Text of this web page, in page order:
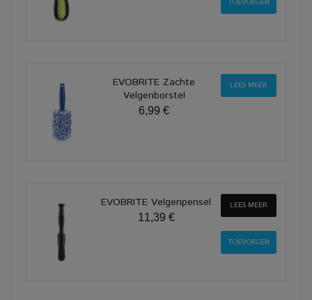
EVOBRITE Zachte
Velgenborstel
6,99 €
LEES MEER
EVOBRITE Velgenpensel
11,39 €
LEES MEER